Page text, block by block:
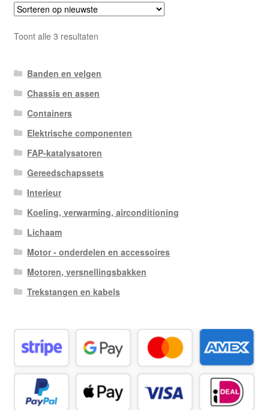
Toont alle 3 resultatenGesorteerd
Banden en velgen
Chassis en assen
Containers
Elektrische componenten
FAP-katalysatoren
Gereedschapssets
Interieur
Koeling, verwarming, airconditioning
Lichaam
Motor - onderdelen en accessoires
Motoren, versnellingsbakken
Trekstangen en kabels